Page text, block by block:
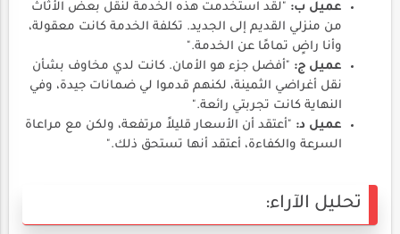
عميل ب: "لقد استخدمت هذه الخدمة لنقل بعض الأثاث
من منزلي القديم إلى الجديد. تكلفة الخدمة كانت معقولة،
وأنا راضٍ تمامًا عن الخدمة."
عميل ج: "أفضل جزء هو الأمان. كانت لدي مخاوف بشأن
نقل أغراضي الثمينة، لكنهم قدموا لي ضمانات جيدة، وفي
النهاية كانت تجربتي رائعة."
عميل د: "أعتقد أن الأسعار قليلاً مرتفعة، ولكن مع مراعاة
السرعة والكفاءة، أعتقد أنها تستحق ذلك."
تحليل الآراء: